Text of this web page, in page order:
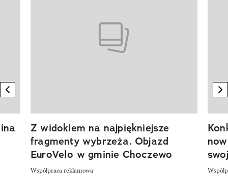
previous element
Z widokiem na najpiękniejsze
fragmenty wybrzeża. Objazd
EuroVelo w gminie Choczewo
Współpraca reklamowa